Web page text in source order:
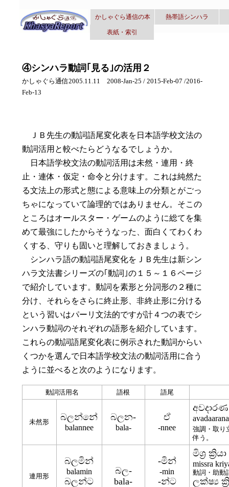
かしゃぐら通信の本 熱帯語シンハラ
表紙・索引
④シンハラ動詞｢見る｣の活用２
かしゃぐら通信2005.11.11 2008-Jan-25 / 2015-Feb-07 /2016-
Feb-13
ＪＢ先生の動詞語尾変化表を日本語学校文法の
動詞活用と較べたらどうなるでしょうか。
日本語学校文法の動詞活用は未然・連用・終
止・連体・仮定・命令と分けます。これは純然た
る文法上の形式と態による意味上の分類とがごっ
ちゃになっていて論理的ではありません。そこの
ところはオールスター・ゲームのように総てを集
めて最強にしたからそうなった、面白くてわくわ
くする、守りも固いと理解しておきましょう。
シンハラ語の動詞語尾変化をＪＢ先生は新シン
ハラ文法書シリーズの｢動詞｣の１５～１６ページ
で紹介しています。動詞を素形と分詞形の２種に
分け、それらをさらに終止形、非終止形に分ける
という習いはパーリ文法的ですが計４つの表でシ
ンハラ動詞のそれぞれの語形を紹介しています。
これらの動詞語尾変化表に例示された動詞からい
くつかを選んで日本語学校文法の動詞活用に合う
ように並べると次のようになります。
動詞活用名 語根 語尾
未然形 බලන්නේ
balannee
බලන-
bala-
ඒ
-nnee
අවදාරණ
強調・取り
伴う。
連用形
බලමින්
balamin
බලන්ට
බල-
bala-
-මින්
-min
-න්ට
මිශ්‍ර
missra
動詞・助動
ලක්ෂ්‍ය